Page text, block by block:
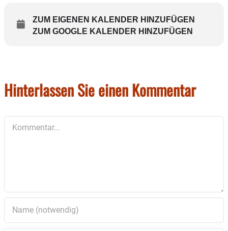
ZUM EIGENEN KALENDER HINZUFÜGEN
ZUM GOOGLE KALENDER HINZUFÜGEN
Hinterlassen Sie einen Kommentar